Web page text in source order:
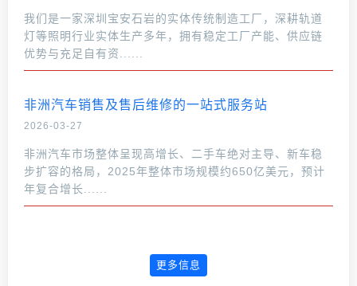
我们是一家深圳宝安石岩的实体传统制造工厂，深耕轨道
灯等照明行业实体生产多年，拥有稳定工厂产能、供应链
优势与充足自有资......
非洲汽车销售及售后维修的一站式服务站
2026-03-27
非洲汽车市场整体呈现高增长、二手车绝对主导、新车稳
步扩容的格局，2025年整体市场规模约650亿美元，预计
年复合增长......
更多信息